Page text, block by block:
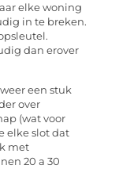
elke woning
in te breken.
dan erover
een stuk
over
(wat voor
elke slot dat
met
20 a 30